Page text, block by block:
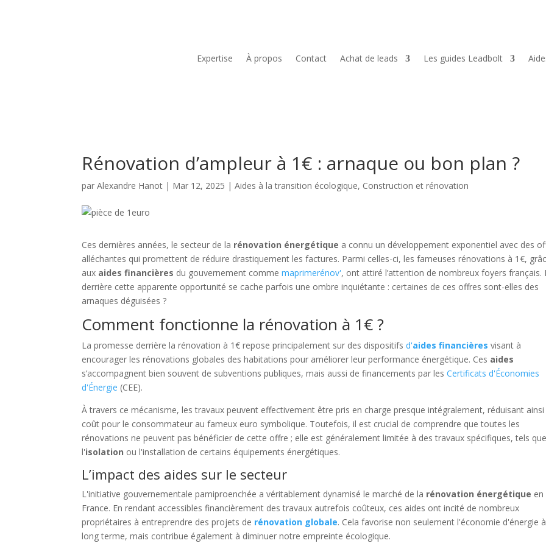
Expertise À propos Contact Achat de leads Les guides Leadbolt
Rénovation d’ampleur à 1€ : arnaque ou bon plan ?
parAlexandre Hanot | Mar 12, 2025 |Aides à la transition écologique, Construction et rénovation
Ces dernières années, le secteur de la rénovation énergétique a connu un développement exponentiel avec des
alléchantes qui promettent de réduire drastiquement les factures. Parmi celles-ci, les fameuses rénovations à 1€,
aux aides financières du gouvernement commemaprimerénov', ont attiré l’attention de nombreux foyers français.
derrière cette apparente opportunité se cache parfois une ombre inquiétante : certaines de ces offres sont-elles des
arnaques déguisées ?
Comment fonctionne la rénovation à 1€ ?
La promesse derrière la rénovation à 1€ repose principalement sur des dispositifs d'aides financières visant à
encourager les rénovations globales des habitations pour améliorer leur performance énergétique. Ces aides
s’accompagnent bien souvent de subventions publiques, mais aussi de financements par lesCertificats d'Économies
d'Énergie (CEE).
À travers ce mécanisme, les travaux peuvent effectivement être pris en charge presque intégralement, réduisant ainsi
coût pour le consommateur au fameux euro symbolique. Toutefois, il est crucial de comprendre que toutes les
rénovations ne peuvent pas bénéficier de cette offre ; elle est généralement limitée à des travaux spécifiques, tels que
l'isolation ou l'installation de certains équipements énergétiques.
L’impact des aides sur le secteur
L'initiative gouvernementale pamiproenchée a véritablement dynamisé le marché de la rénovation énergétique en
France. En rendant accessibles financièrement des travaux autrefois coûteux, ces aides ont incité de nombreux
propriétaires à entreprendre des projets de rénovation globale. Cela favorise non seulement l'économie d'énergie à
long terme, mais contribue également à diminuer notre empreinte écologique.